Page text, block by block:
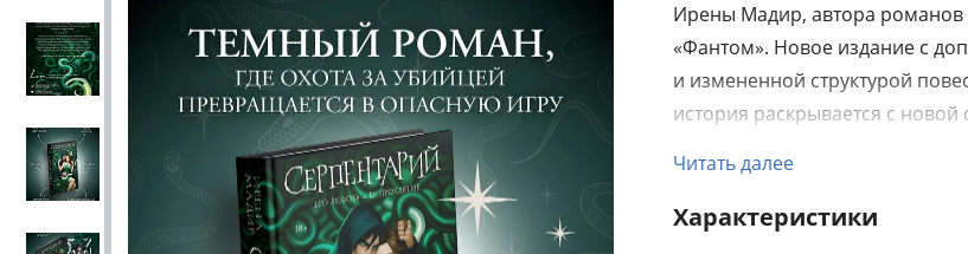
Ирены Мадир, автора романов
«Фантом». Новое издание с
и измененной структурой
история раскрывается с новой
– Первая книга серии «LAV.
соблазнов и опасных тайн.
Читать далее
Характеристики